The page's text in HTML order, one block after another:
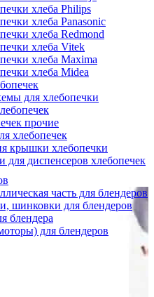
хлеба Philips
хлеба Panasonic
хлеба Redmond
хлеба Vitek
хлеба Maxima
хлеба Midea
для хлебопечки
прочие
хлебопечек
крышки хлебопечки
для диспенсеров хлебопечек
часть для блендеров
шинковки для блендеров
блендера
для блендеров